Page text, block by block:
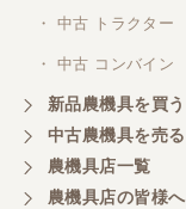
・ 中古 トラクター
・ 中古 コンバイン
新品農機具を買う
中古農機具を売る
農機具店一覧
農機具店の皆様へ